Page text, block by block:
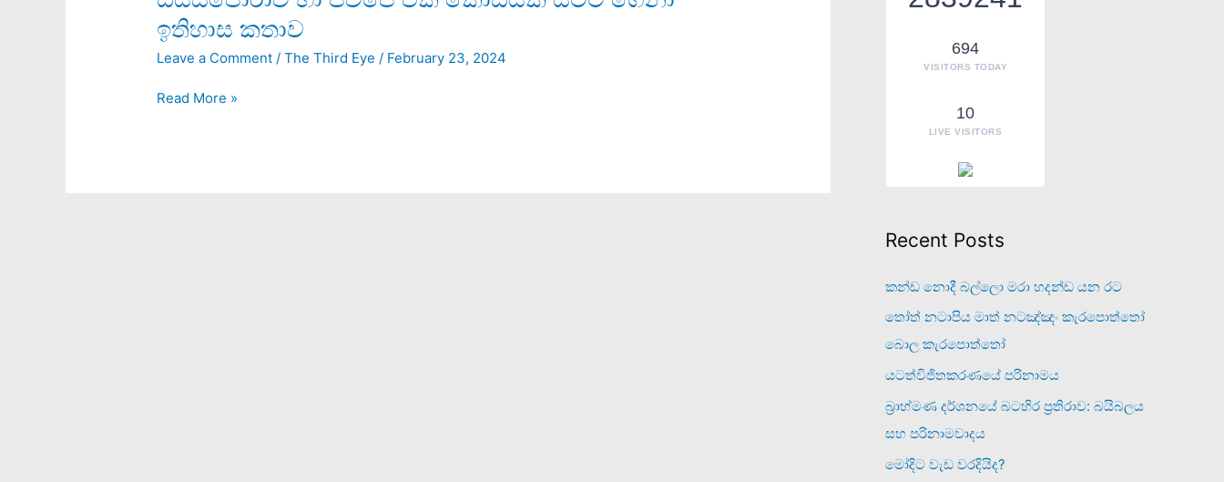
ඉතිහාස කතාව
Leave a Comment /The Third Eye / February 23, 2024
ජවිපෙ
එක
යටට
Read More »
694
VISITORS TODAY
10
LIVE VISITORS
Recent Posts
කන්ඩ නොදී බල්ලො මරා හදන්ඩ යන රට
තෝත් නටාපිය මාත් නටඤ්ඤං කැරපොත්තෝ
බොල කැරපොත්තෝ
යටත්විජිතකරණයේ පරිනාමය
බ්‍රාහ්මණ දර්ශනයේ බටහිර ප්‍රතිරාව: බයිබලය
සහ පරිනාමවාදය
මෝදිට වැඩ වරදියිද?